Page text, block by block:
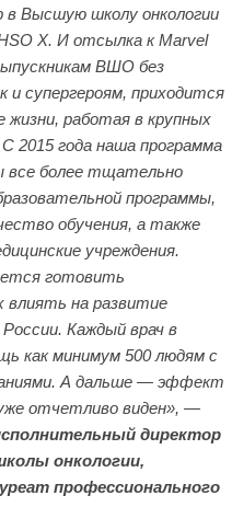
в Высшую школу онкологии
X. И отсылка к Marvel
ВШО без
и супергероям, приходится
жизни, работая в крупных
2015 года наша программа
все более тщательно
программы,
обучения, а также
учреждения.
готовить
влиять на развитие
Каждый врач в
как минимум 500 людям с
А дальше — эффект
отчетливо виден», —
директор
онкологии,
профессионального